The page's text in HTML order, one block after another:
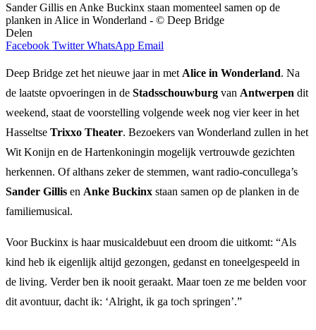
Sander Gillis en Anke Buckinx staan momenteel samen op de
planken in Alice in Wonderland - © Deep Bridge
Delen
Facebook Twitter WhatsApp Email
Deep Bridge zet het nieuwe jaar in met Alice in Wonderland. Na
de laatste opvoeringen in de Stadsschouwburg van Antwerpen dit
weekend, staat de voorstelling volgende week nog vier keer in het
Hasseltse Trixxo Theater. Bezoekers van Wonderland zullen in het
Wit Konijn en de Hartenkoningin mogelijk vertrouwde gezichten
herkennen. Of althans zeker de stemmen, want radio-concullega’s
Sander Gillis en Anke Buckinx staan samen op de planken in de
familiemusical.
Voor Buckinx is haar musicaldebuut een droom die uitkomt: “Als
kind heb ik eigenlijk altijd gezongen, gedanst en toneelgespeeld in
de living. Verder ben ik nooit geraakt. Maar toen ze me belden voor
dit avontuur, dacht ik: ‘Alright, ik ga toch springen’.”